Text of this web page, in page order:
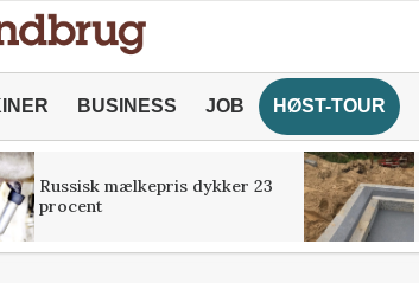
BUSINESS JOB HØST-TOUR
Russisk mælkepris dykker 23
procent